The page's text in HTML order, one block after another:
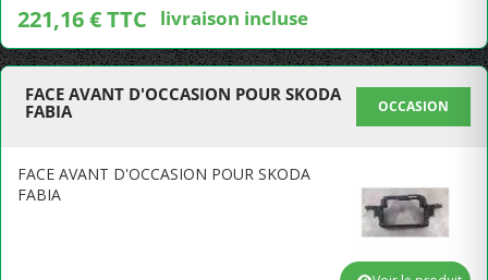
221,16 € TTC livraison incluse
FACE AVANT D'OCCASION POUR SKODA
FABIA
OCCASION
FACE AVANT D'OCCASION POUR SKODA
FABIA